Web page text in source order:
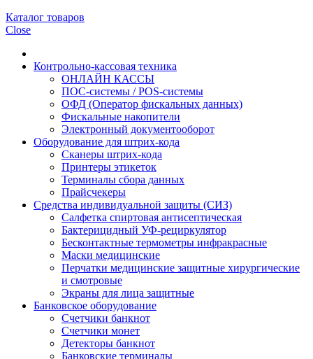
Каталог товаров
Close
Контрольно-кассовая техника
ОНЛАЙН КАССЫ
ПОС-системы / POS-системы
ОФД (Оператор фискальных данных)
Фискальные накопители
Электронный документооборот
Оборудование для штрих-кода
Сканеры штрих-кода
Принтеры этикеток
Терминалы сбора данных
Прайсчекеры
Средства индивидуальной защиты (СИЗ)
Салфетка спиртовая антисептическая
Бактерицидный УФ-рециркулятор
Бесконтактные термометры инфракрасные
Маски медицинские
Перчатки медицинские защитные хирургические
и смотровые
Экраны для лица защитные
Банковское оборудование
Счетчики банкнот
Счетчики монет
Детекторы банкнот
Банковские терминалы